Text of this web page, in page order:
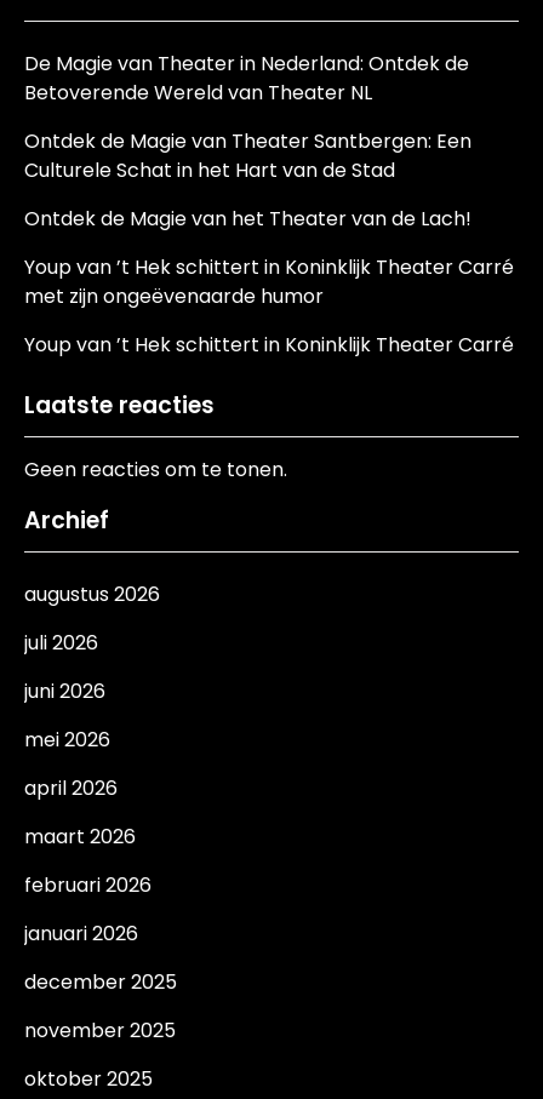
De Magie van Theater in Nederland: Ontdek de
Betoverende Wereld van Theater NL
Ontdek de Magie van Theater Santbergen: Een
Culturele Schat in het Hart van de Stad
Ontdek de Magie van het Theater van de Lach!
Youp van ’t Hek schittert in Koninklijk Theater Carré
met zijn ongeëvenaarde humor
Youp van ’t Hek schittert in Koninklijk Theater Carré
Laatste reacties
Geen reacties om te tonen.
Archief
augustus 2026
juli 2026
juni 2026
mei 2026
april 2026
maart 2026
februari 2026
januari 2026
december 2025
november 2025
oktober 2025